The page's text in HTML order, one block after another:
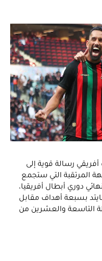
رسالة قوية إلى
المرتقبة التي ستجمع
دوري أبطال أفريقيا،
بسبعة أهداف مقابل
التاسعة والعشرين من